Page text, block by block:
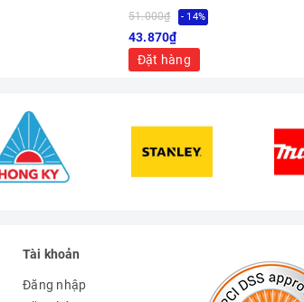
51.000₫ - 14%
43.870₫
Đặt hàng
Tài khoản
Đăng nhập